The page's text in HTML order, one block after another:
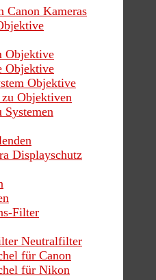
Kameras
Objektive
Objektiven
Displayschutz
Filter
Neutralfilter
für Canon
für Nikon